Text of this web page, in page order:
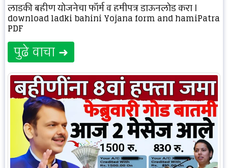
लाडकी बहीण योजनेचा फॉर्म व हमीपत्र डाऊनलोड करा |
download ladki bahini Yojana form and hamiPatra
PDF
पुढे वाचा ➜